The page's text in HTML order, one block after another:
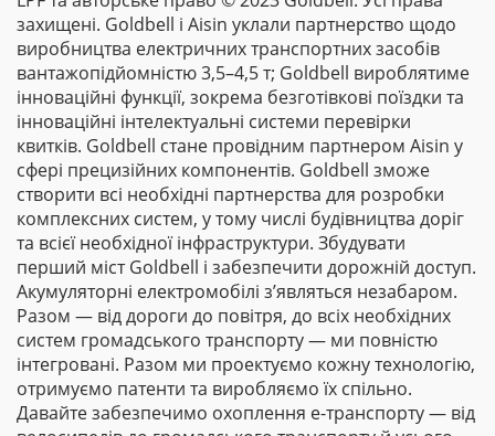
захищені. Goldbell і Aisin уклали партнерство щодо
виробництва електричних транспортних засобів
вантажопідйомністю 3,5–4,5 т; Goldbell вироблятиме
інноваційні функції, зокрема безготівкові поїздки та
інноваційні інтелектуальні системи перевірки
квитків. Goldbell стане провідним партнером Aisin у
сфері прецизійних компонентів. Goldbell зможе
створити всі необхідні партнерства для розробки
комплексних систем, у тому числі будівництва доріг
та всієї необхідної інфраструктури. Збудувати
перший міст Goldbell і забезпечити дорожній доступ.
Акумуляторні електромобілі з’являться незабаром.
Разом — від дороги до повітря, до всіх необхідних
систем громадського транспорту — ми повністю
інтегровані. Разом ми проектуємо кожну технологію,
отримуємо патенти та виробляємо їх спільно.
Давайте забезпечимо охоплення е-транспорту — від